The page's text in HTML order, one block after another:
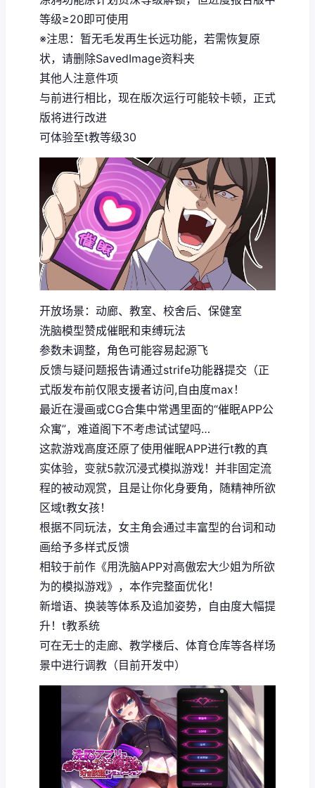
等级≥20即可使用
※注思 ：暂无毛发再生长远功能，若需恢复原
状，请删除SavedImage资料夹
其他人注意件项
与前进行相比，现在版次运行可能较卡顿，正式
版将进行改进
可体验至t教等级30
开放场景：动廊、教室、校舍后、保健室
洗脑模型赞成催眠和束缚玩法
参数未调整，角色可能容易起源飞
反馈与疑问题报告请通过strife功能器提交（正
式版发布前仅限支援者访问,自由度max！
最近在漫画或CG合集中常遇里面的“催眠APP公
众寓”，难道阁下不考虑试试望吗…
这款游戏高度还原了使用催眠APP进行t教的真
实体验，变就5款沉浸式模拟游戏！并非固定流
程的被动观赏，且是让你化身要角，随精神所欲
区域t教女孩！
根据不同玩法，女主角会通过丰富型的台词和动
画给予多样式反馈
相较于前作《用洗脑APP对高傲宏大少姐为所欲
为的模拟游戏》，本作完整面优化！
新增语、换装等体系及追加姿势，自由度大幅提
升！t教系统
可在无士的走廊、教学楼后、体育仓库等各样场
景中进行调教（目前开发中）